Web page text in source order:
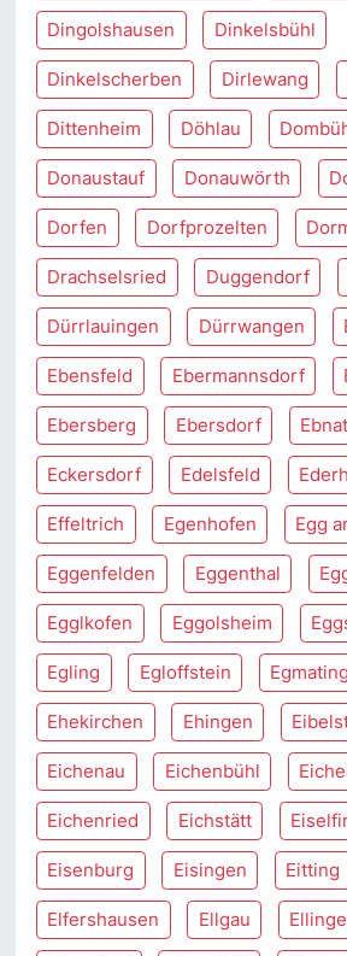
Dingolshausen Dinkelsbühl
Dinkelscherben Dirlewang
Dittenheim Döhlau
Donaustauf Donauwörth
Dorfen Dorfprozelten
Drachselsried Duggendorf
Dürrlauingen Dürrwangen
Ebensfeld Ebermannsdorf
Ebersberg Ebersdorf
Eckersdorf Edelsfeld
Effeltrich Egenhofen Egg
Eggenfelden Eggenthal
Egglkofen Eggolsheim
Egling Egloffstein Egmating
Ehekirchen Ehingen
Eichenau Eichenbühl
Eichenried Eichstätt
Eisenburg Eisingen Eitting
Elfershausen Ellgau